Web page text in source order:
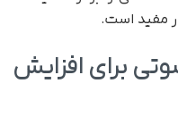
مفید است.
برای افزایش